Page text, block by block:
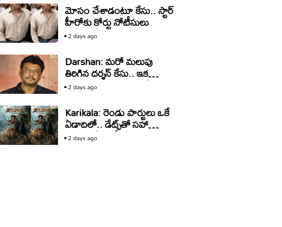
మోసం చేశాడంటూ కేసు.. స్టార్‌
హీరోకు కోర్టు నోటీసులు
2 days ago
Darshan: మరో మలుపు
తిరిగిన దర్శన్‌ కేసు.. ఇక
బయటకు రావడం కష్టమేనా?
2 days ago
Karikala: రెండు పార్టులు ఒకే
ఏడాదిలో.. డేట్స్‌తో సహా
అనౌన్స్‌ చేసిన హీరో
2 days ago